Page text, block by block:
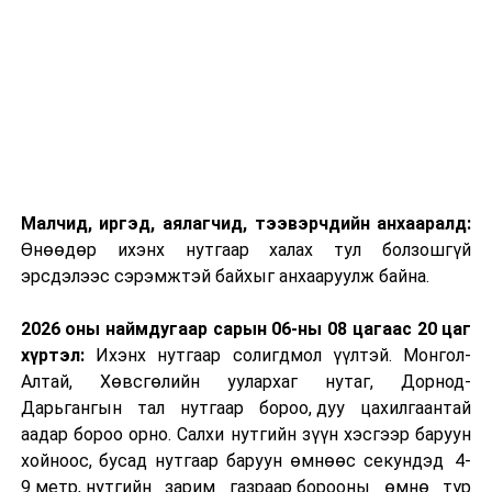
сайдын хамтарсан тушаалаар батлуулж,
хэрэгжилтийг зохион байгуулан ажиллаж байна.
багтаамжтай, 90.0-100.0 мянган тоннын эргэлтийн
нөөцтэй төмс, хүнсний ногоо, жимс, жимсгэнэ,
махны хадгалалт, борлуулалтын цогцолбор төвийн
дэд бүтэц, цахилгаан, шугам сүлжээний ажлыг
эхлүүлэхээр Нийслэлийн Засаг даргын тамгын
газартай хамтран ажиллаж байна.
Малчид, иргэд, аялагчид, тээвэрчдийн анхааралд:
Өнөөдөр ихэнх нутгаар халах тул болзошгүй
эрсдэлээс сэрэмжтэй байхыг анхааруулж байна.
2026 оны наймдугаар сарын 06-ны 08 цагаас 20 цаг
хүртэл:Ихэнх нутгаар солигдмол үүлтэй. Монгол-
Алтай, Хөвсгөлийн уулархаг нутаг, Дорнод-
Дарьгангын тал нутгаар бороо, дуу цахилгаантай
аадар бороо орно. Салхи нутгийн зүүн хэсгээр баруун
хойноос, бусад нутгаар баруун өмнөөс секундэд 4-
9 метр, нутгийн зарим газраар борооны өмнө түр